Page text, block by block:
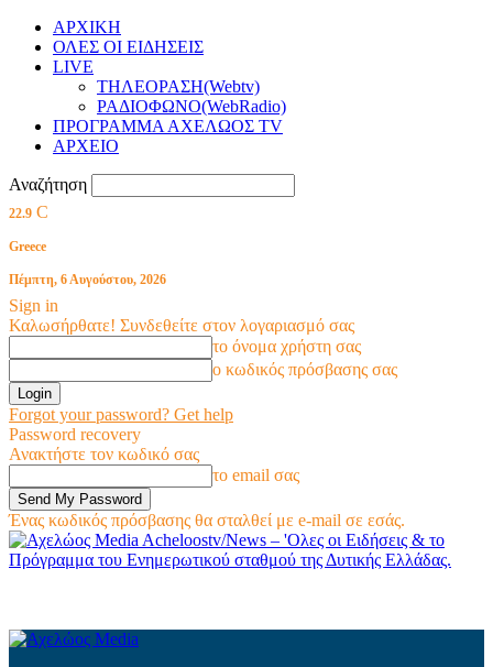
ΑΡΧΙΚΗ
ΟΛΕΣ ΟΙ ΕΙΔΗΣΕΙΣ
LIVE
ΤΗΛΕΟΡΑΣΗ(Webtv)
ΡΑΔΙΟΦΩΝΟ(WebRadio)
ΠΡΟΓΡΑΜΜΑ ΑΧΕΛΩΟΣ TV
ΑΡΧΕΙΟ
Αναζήτηση
22.9 C
Greece
Πέμπτη, 6 Αυγούστου, 2026
Sign in
Καλωσήρθατε! Συνδεθείτε στον λογαριασμό σας
το όνομα χρήστη σας
ο κωδικός πρόσβασης σας
Forgot your password? Get help
Password recovery
Ανακτήστε τον κωδικό σας
το email σας
Ένας κωδικός πρόσβασης θα σταλθεί με e-mail σε εσάς.
Acheloostv/News – 'Ολες οι Ειδήσεις & το
Πρόγραμμα του Ενημερωτικού σταθμού της Δυτικής Ελλάδας.